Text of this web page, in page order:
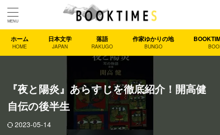
ホーム
HOME
日本文学
JAPAN
落語
RAKUGO
作家ゆかりの地
BUNGO
『夜と陽炎』あらすじを徹底紹介！開高健
自伝の後半生
2023-05-14